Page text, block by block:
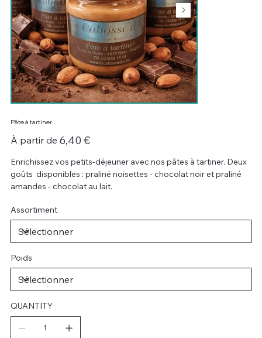
Pâte à tartiner
À partir de Prix
6,40 €
Enrichissez vos petits-déjeuner avec nos pâtes à tartiner. Deux
goûts disponibles : praliné noisettes - chocolat noir et praliné
amandes - chocolat au lait.
Assortiment
Poids
QUANTITY